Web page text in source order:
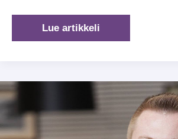
Euroopan
unioni
Lue artikkeli